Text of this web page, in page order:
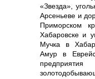
«Звезда»,
Арсеньеве и
Приморском
Хабаровске и
Мучка в
Амур в